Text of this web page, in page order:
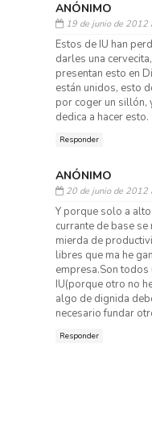
ANÓNIMO
19 de junio de 2012
Estos de IU han
darles una
presentan esto en
están unidos, esto
por coger un sillón,
dedica a hacer esto.
Responder
ANÓNIMO
20 de junio de 2012
Y porque solo a
currante de base
mierda de
libres que ma he
empresa.Son
IU(porque otro no
algo de dignida
necesario fundar
Responder